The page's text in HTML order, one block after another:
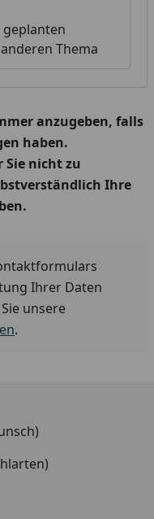
geplanten
Thema
anzugeben, falls
haben.
nicht zu
Ihre
Ihrer Daten
unsere
.